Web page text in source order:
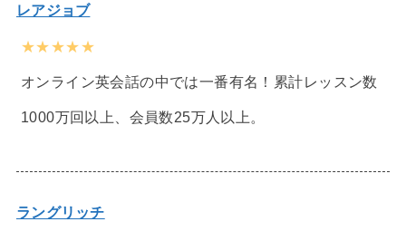
レアジョブ
★★★★★
オンライン英会話の中では一番有名！累計レッスン数
1000万回以上、会員数25万人以上。
ラングリッチ